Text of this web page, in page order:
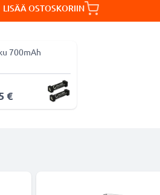
LISÄÄ OSTOSKORIIN
700mAh
€